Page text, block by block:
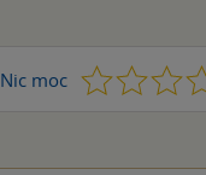
Nic moc 1 2 3 4 5